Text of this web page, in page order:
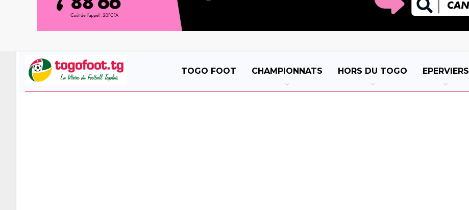
TOGO FOOT CHAMPIONNATS HORS DU TOGO EPERVIERS